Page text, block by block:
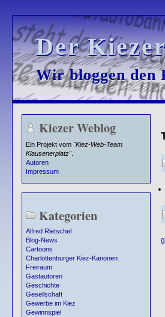
Der
Der
Wir bloggen den
Wir bloggen den
Kiezer Weblog
Ein Projekt vom "Kiez-Web-Team
Klausenerplatz".
Autoren
Impressum
Kategorien
Alfred Rietschel
Blog-News
Cartoons
Charlottenburger Kiez-Kanonen
Freiraum
Gastautoren
Geschichte
Gesellschaft
Gewerbe im Kiez
Gewinnspiel